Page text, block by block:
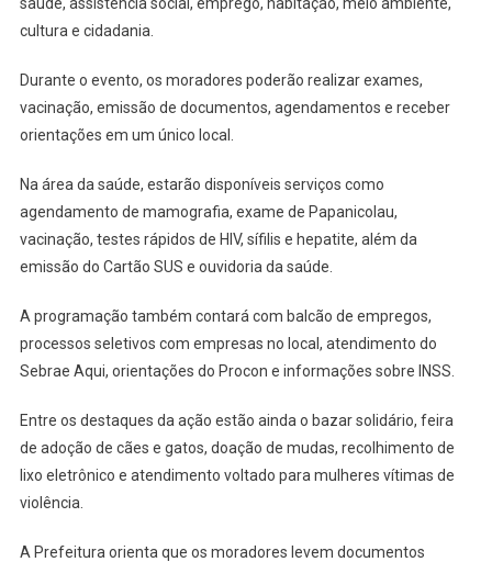
Serviços
Gratuitos
cultura e cidadania.
Durante o evento, os moradores poderão realizar exames,
vacinação, emissão de documentos, agendamentos e receber
orientações em um único local.
Na área da saúde, estarão disponíveis serviços como
agendamento de mamografia, exame de Papanicolau,
vacinação, testes rápidos de HIV, sífilis e hepatite, além da
emissão do Cartão SUS e ouvidoria da saúde.
A programação também contará com balcão de empregos,
processos seletivos com empresas no local, atendimento do
Sebrae Aqui, orientações do Procon e informações sobre INSS.
Entre os destaques da ação estão ainda o bazar solidário, feira
de adoção de cães e gatos, doação de mudas, recolhimento de
lixo eletrônico e atendimento voltado para mulheres vítimas de
violência.
A Prefeitura orienta que os moradores levem documentos